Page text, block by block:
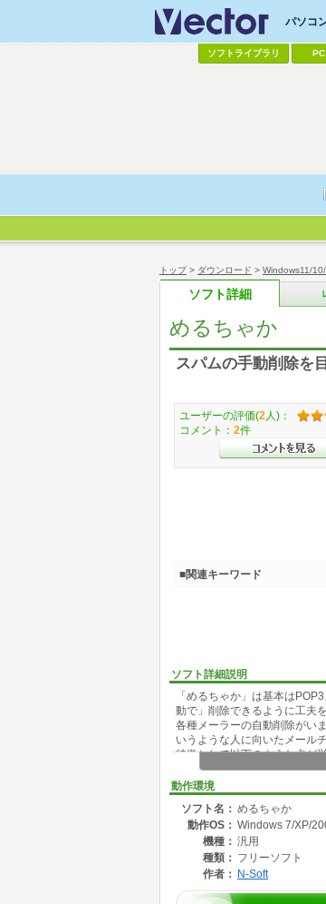
トップ> ダウンロード > Windows11/
ソフト詳細
めるちゃか
スパムの手動削除を
ソフト詳細説明
「めるちゃか」は基本は
動で」削除できるように工夫
各種メーラーの自動削除がい
いうような人に向いたメール
特徴として以下のような点が
・複数アカウントのチェック
・APOP、Pop over SSL対応
・到着メールをポップアップ
・メール本文をプレビューウ
動作環境
ソフト名： めるちゃか
動作OS： Windows 7/XP/
機種： 汎用
種類： フリーソフト
作者： N-Soft
ユーザーの評価(2 人)：
コメント： 2件
■関連キーワード
パソコ
ソフトライブラリ